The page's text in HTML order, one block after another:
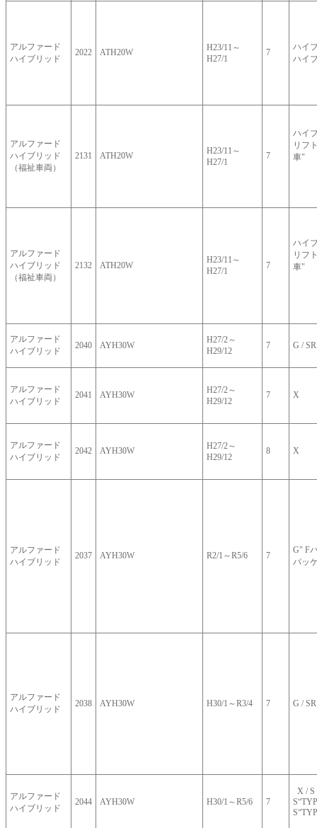
アルファード
ハイブリッド
2022 ATH20W
H23/11～
H27/1
7
ハイ
ハイ
アルファード
ハイブリッド
（福祉車両）
2131 ATH20W
H23/11～
H27/1
7
ハイ
リフ
車"
アルファード
ハイブリッド
（福祉車両）
2132 ATH20W
H23/11～
H27/1
7
ハイ
リフ
車"
アルファード
ハイブリッド
2040 AYH30W
H27/2～
H29/12
7 G / SR
アルファード
ハイブリッド
2041 AYH30W
H27/2～
H29/12
7 X
アルファード
ハイブリッド
2042 AYH30W
H27/2～
H29/12
8 X
アルファード
ハイブリッド
2037 AYH30W R2/1～R5/6 7
G" F
パッ
アルファード
ハイブリッド
2038 AYH30W H30/1～R3/4 7 G / SR
アルファード
ハイブリッド
2044 AYH30W H30/1～R5/6 7
X / S